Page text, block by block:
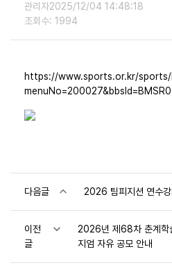
관리자2025/12/04 14:48:18
조회수: 1994
https://www.sports.or.kr/
다음글 2026 팀피지션 연수강
이전
글
2026년 제68차 춘계학
지엄 자유 공모 안내